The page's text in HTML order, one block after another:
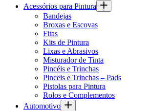
Acessórios para Pintura
Bandejas
Broxas e Escovas
Fitas
Kits de Pintura
Lixas e Abrasivos
Misturador de Tinta
Pincéis e Trinchas
Pinceis e Trinchas – Pads
Pistolas para Pintura
Rolos e Complementos
Automotivo